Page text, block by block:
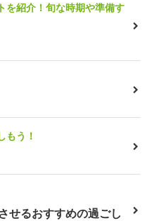
を紹介！旬な時期や準備す
もう！
せるおすすめの過ごし